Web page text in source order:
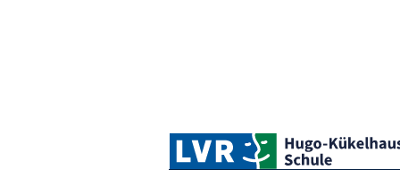
Logo der LVR-Hugo-Kükelhaus-Schule